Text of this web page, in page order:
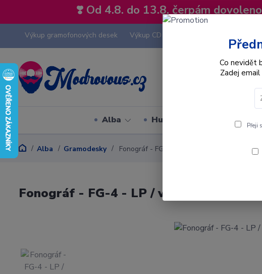
❣️ Od 4.8. do 13.8. čerpám
Výkup gramofonových desek Výkup CD
Alba Hudební styly
Alba Gramodesky Fonográf - FG-4 - LP / vinyl
Fonográf - FG-4 - LP / vinyl
Co nevidět
Zadej
Přeji